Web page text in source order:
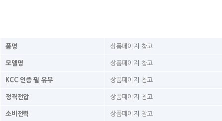
품명 상품페이지 참고
모델명 상품페이지 참고
KCC 인증 필 유무 상품페이지 참고
정격전압 상품페이지 참고
소비전력 상품페이지 참고